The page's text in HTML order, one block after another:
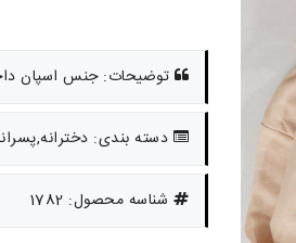
توضیحات: جنس اسپان داخل کرک
دسته بندی:
شناسه محصول: 1782